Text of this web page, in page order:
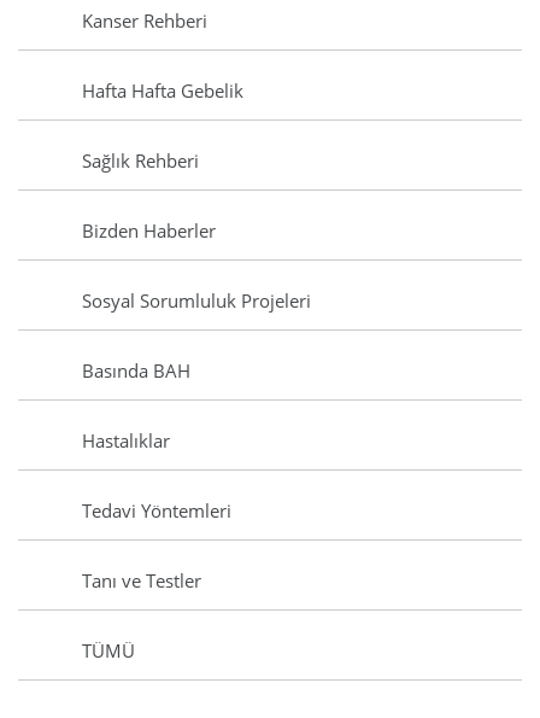
Kanser Rehberi
Hafta Hafta Gebelik
Sağlık Rehberi
Bizden Haberler
Sosyal Sorumluluk Projeleri
Basında BAH
Hastalıklar
Tedavi Yöntemleri
Tanı ve Testler
TÜMÜ